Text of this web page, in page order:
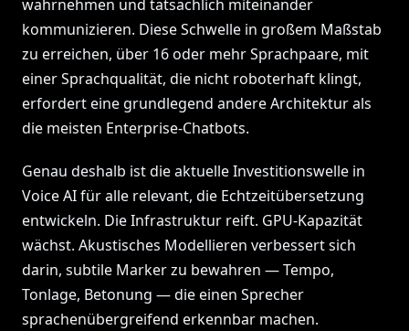
wahrnehmen und tatsächlich miteinander
kommunizieren. Diese Schwelle in großem Maßstab
zu erreichen, über 16 oder mehr Sprachpaare, mit
einer Sprachqualität, die nicht roboterhaft klingt,
erfordert eine grundlegend andere Architektur als
die meisten Enterprise-Chatbots.
Genau deshalb ist die aktuelle Investitionswelle in
Voice AI für alle relevant, die Echtzeitübersetzung
entwickeln. Die Infrastruktur reift. GPU-Kapazität
wächst. Akustisches Modellieren verbessert sich
darin, subtile Marker zu bewahren — Tempo,
Tonlage, Betonung — die einen Sprecher
sprachenübergreifend erkennbar machen.